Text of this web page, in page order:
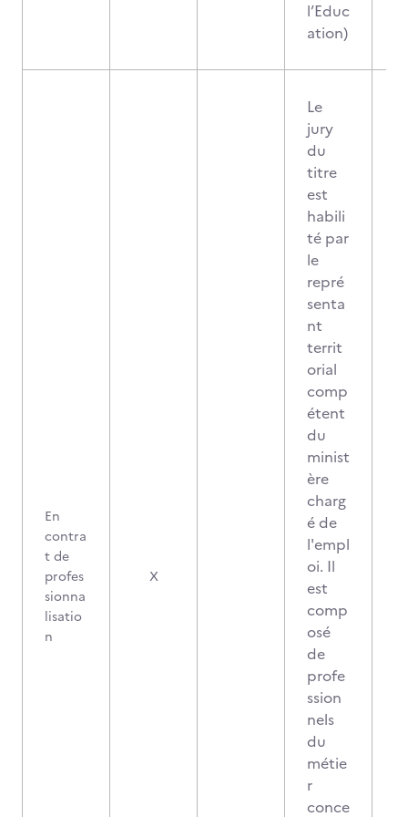
l’Educ
ation)
En
contra
t de
profes
sionna
lisatio
n
X
Le
jury
du
titre
est
habili
té par
le
repré
senta
nt
territ
orial
comp
étent
du
minist
ère
charg
é de
l'empl
oi. Il
est
comp
osé
de
profe
ssion
nels
du
métie
r
conce